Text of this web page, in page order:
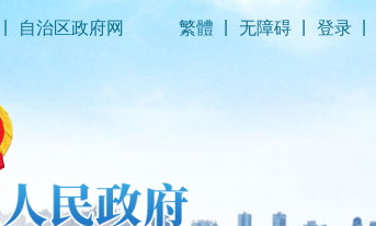
自治区政府网 繁體 无障碍 登录
政务服务 政民互动